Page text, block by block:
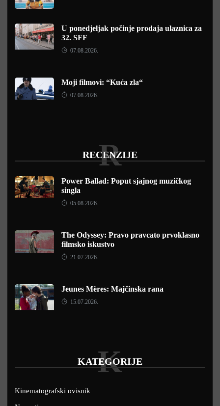
U ponedjeljak počinje prodaja ulaznica za
32. SFF
07.08.2026.
Moji filmovi: “Kuća zla“
07.08.2026.
RECENZIJE
R
Power Ballad: Poput sjajnog muzičkog
singla
05.08.2026.
The Odyssey: Pravo pravcato prvoklasno
filmsko iskustvo
21.07.2026.
Jeunes Mères: Majčinska rana
15.07.2026.
KATEGORIJE
K
Kinematografski ovisnik